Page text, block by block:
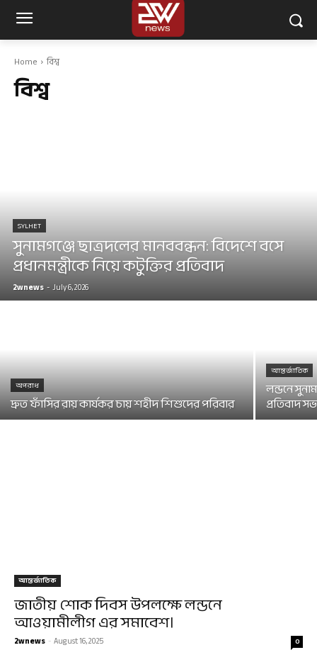
Home বিশ্ব
বিশ্ব
SYLHET
সুনামগঞ্জে ছাত্রদলের মানববন্ধন: বিদেশে বসে
প্রধানমন্ত্রীকে নিয়ে কটুক্তির প্রতিবাদ
2wnews-July 6, 2026
অপরাধ
দ্রুত ফাঁসির রায় কার্যকর চায় শহীদ শিশুদের পরিবার
আন্তর্জাতিক
লন্ডনে
প্রতিবাদ
আন্তর্জাতিক
জাতীয় শোক দিবস উপলক্ষে লন্ডনে
আওয়ামীলীগ এর সমাবেশ।
2wnews -August 16, 2025 0